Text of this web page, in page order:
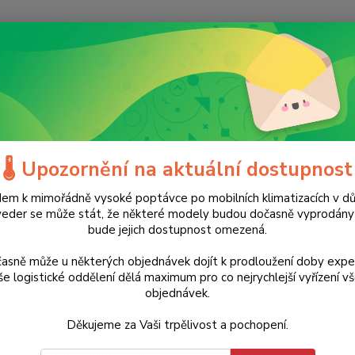
(Po-
Klimatizace
Mobilní klimatizace PAC 2010 SH
klimatizace PAC 2010 SH
těsnění do oken Airlock
🌡️ Upozornění na aktuální dostupnost
k mimořádně vysoké poptávce po mobilních klimatizacích v
se může stát, že některé modely budou dočasně
bude jejich dostupnost omezená.
může u některých objednávek dojít k prodloužení doby
logistické oddělení dělá maximum pro co nejrychlejší vyřízení
objednávek.
Děkujeme za Vaši trpělivost a pochopení.